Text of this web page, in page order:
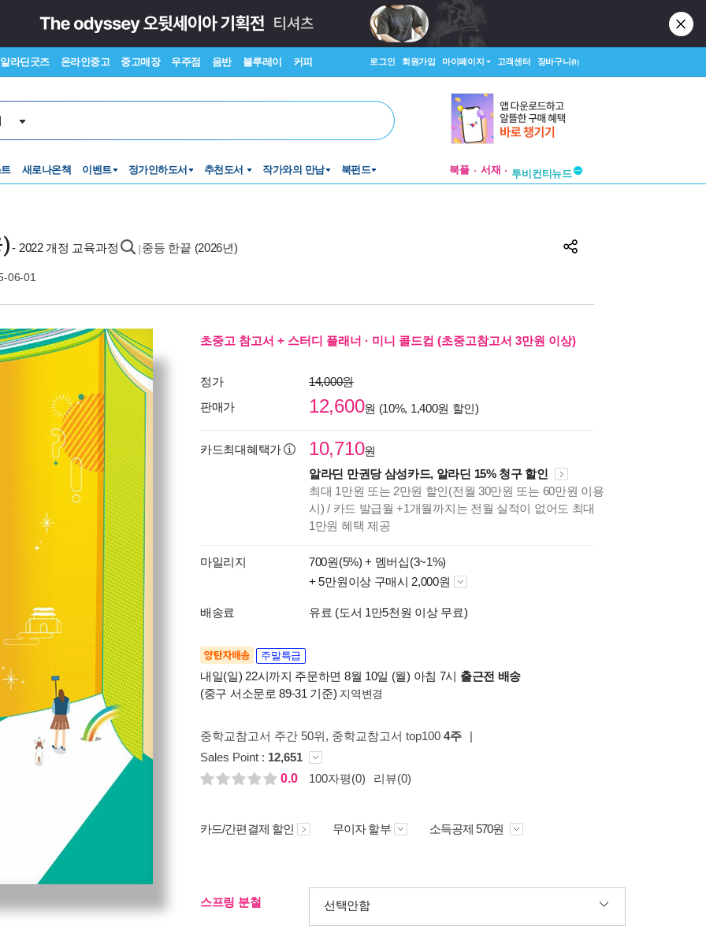
알라딘굿즈 온라인중고 중고매장 우주점 음반 블루레이 커피 로그인 회원가입 마이페이지 고객센터 장바구니(0)
새로나온책 이벤트 정가인하도서 추천도서 작가와의 만남 북펀드 북플 서재
투비컨티뉴드
- 2022 개정 교육과정 중등 한끝 (2026년)
06-01
초중고 참고서 + 스터디 플래너 · 미니 콜드컵 (초중고참고서 3만원 이상)
정가
14,000원
판매가
12,600원 (10%, 1,400원 할인)
카드최대혜택가 10,710원
알라딘 만권당 삼성카드, 알라딘 15% 청구 할인
최대 1만원 또는 2만원 할인(전월 30만원 또는 60만원 이용
시) / 카드 발급월 +1개월까지는 전월 실적이 없어도 최대
1만원 혜택 제공
마일리지 700원(5%) + 멤버십(3~1%)
+ 5만원이상 구매시 2,000원
배송료 유료 (도서 1만5천원 이상 무료)
양탄자배송 주말특급
내일(일) 22시까지 주문하면 8월 10일 (월) 아침 7시 출근전 배송
(중구 서소문로 89-31 기준) 지역변경
중학교참고서 주간 50위, 중학교참고서 top100 4주
|
Sales Point : 12,651
0.0
100자평(0) 리뷰(0)
카드/간편결제 할인 무이자 할부 소득공제 570원
스프링 분철 선택안함